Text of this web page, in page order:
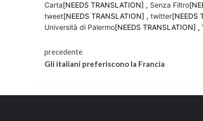
Carta[NEEDS TRANSLATION] , Senza Filtro
tweet[NEEDS TRANSLATION] , twitter[NEEDS
Università di Palermo[NEEDS TRANSLATION] ,
Continua
leggere
precedente
Gli italiani preferiscono la Francia